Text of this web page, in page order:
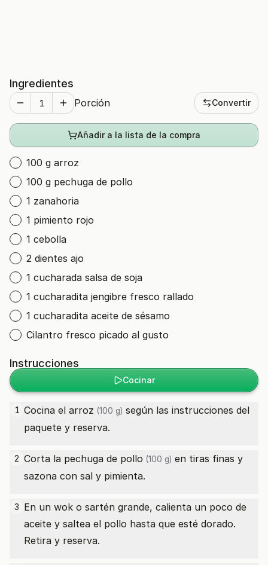
Ingredientes
Porción Convertir
Añadir a la lista de la compra
100 g arroz
100 g pechuga de pollo
1 zanahoria
1 pimiento rojo
1 cebolla
2 dientes ajo
1 cucharada salsa de soja
1 cucharadita jengibre fresco rallado
1 cucharadita aceite de sésamo
Cilantro fresco picado al gusto
Instrucciones
Cocinar
1 Cocina el arroz (100 g) según las instrucciones del
paquete y reserva.
2 Corta la pechuga de pollo (100 g) en tiras finas y
sazona con sal y pimienta.
3 En un wok o sartén grande, calienta un poco de
aceite y saltea el pollo hasta que esté dorado.
Retira y reserva.